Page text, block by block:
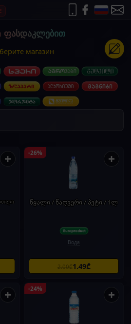
ფასდაკლებით
магазин
+ -26% +
წყალი / წაღვერი / პეტი / 1ლ
Вода
2.00₾1.49₾
+ -24% +